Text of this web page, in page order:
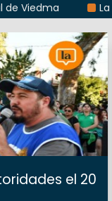
La Unesco
el 20